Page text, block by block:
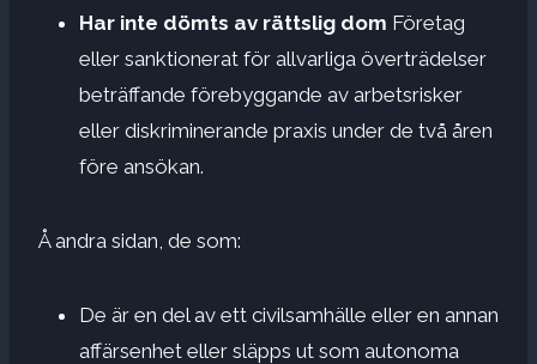
Har inte dömts av rättslig dom Företag
eller sanktionerat för allvarliga överträdelser
beträffande förebyggande av arbetsrisker
eller diskriminerande praxis under de två åren
före ansökan.
Å andra sidan, de som:
De är en del av ett civilsamhälle eller en annan
affärsenhet eller släpps ut som autonoma